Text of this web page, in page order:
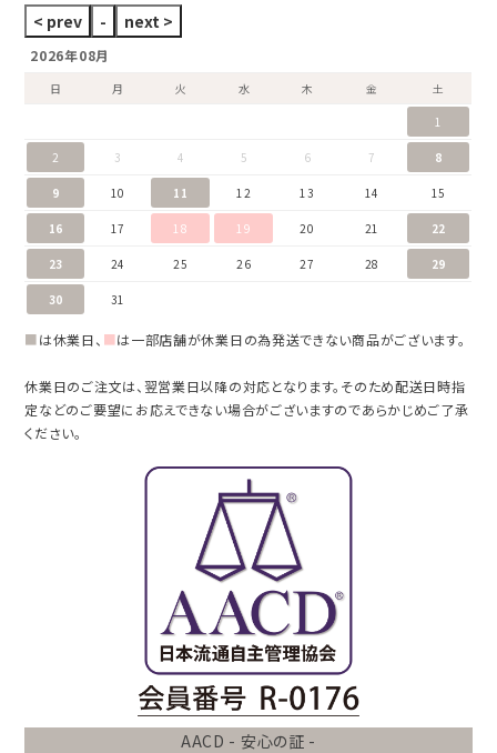
2026年08月
日 月 火 水 木 金
土
1
2 3 4 5 6 7 8
9 10 11 12 13 14 15
16 17 18 19 20 21 22
23 24 25 26 27 28 29
30 31
■は休業日、 ■は一部店舗が休業日の為発送できない商品がございます。
休業日のご注文は、翌営業日以降の対応となります。そのため配送日時指
定などのご要望にお応えできない場合がございますのであらかじめご了承
ください。
AACD - 安心の証 -